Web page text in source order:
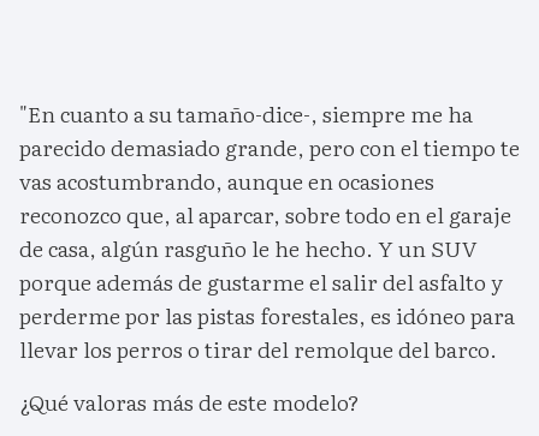
"En cuanto a su tamaño-dice-, siempre me ha
parecido demasiado grande, pero con el tiempo te
vas acostumbrando, aunque en ocasiones
reconozco que, al aparcar, sobre todo en el garaje
de casa, algún rasguño le he hecho. Y un SUV
porque además de gustarme el salir del asfalto y
perderme por las pistas forestales, es idóneo para
llevar los perros o tirar del remolque del barco.
¿Qué valoras más de este modelo?